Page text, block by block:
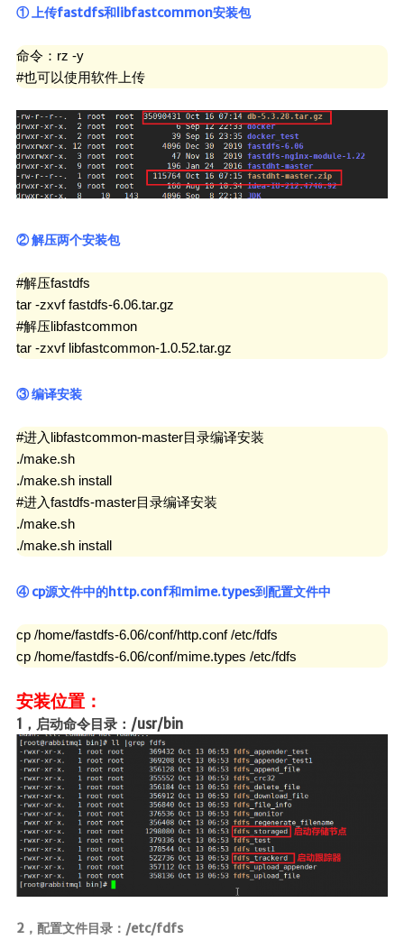
① 上传fastdfs和libfastcommon安装包
命令：rz -y
#也可以使用软件上传
② 解压两个安装包
#解压fastdfs
tar -zxvf fastdfs-6.06.tar.gz
#解压libfastcommon
tar -zxvf libfastcommon-1.0.52.tar.gz
③ 编译安装
#进入libfastcommon-master目录编译安装
./make.sh
./make.sh install
#进入fastdfs-master目录编译安装
./make.sh
./make.sh install
④ cp源文件中的http.conf和mime.types到配置文件中
cp /home/fastdfs-6.06/conf/http.conf /etc/fdfs
cp /home/fastdfs-6.06/conf/mime.types /etc/fdfs
安装位置：
1，启动命令目录：/usr/bin
2，配置文件目录：/etc/fdfs